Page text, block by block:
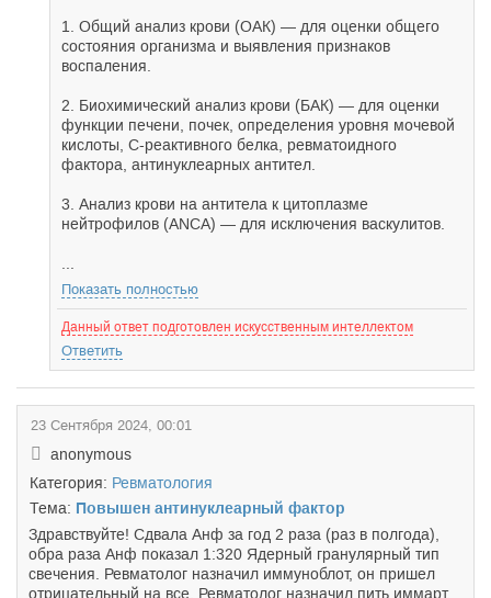
1. Общий анализ крови (ОАК) — для оценки общего
состояния организма и выявления признаков
воспаления.
2. Биохимический анализ крови (БАК) — для оценки
функции печени, почек, определения уровня мочевой
кислоты, С-реактивного белка, ревматоидного
фактора, антинуклеарных антител.
3. Анализ крови на антитела к цитоплазме
нейтрофилов (ANCA) — для исключения васкулитов.
Показать полностью
Данный ответ подготовлен искусственным интеллектом
Ответить
23 Сентября 2024, 00:01
anonymous
Категория: Ревматология
Тема: Повышен антинуклеарный фактор
Здравствуйте! Сдвала Анф за год 2 раза (раз в полгода),
обра раза Анф показал 1:320 Ядерный гранулярный тип
свечения. Ревматолог назначил иммуноблот, он пришел
отрицательный на все. Ревматолог назначил пить иммарт.